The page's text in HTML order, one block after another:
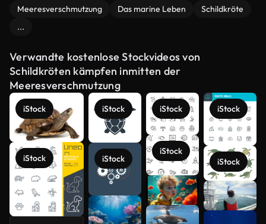
das marine Leben.
Meeresverschmutzung Das marine Leben
Schildkröte
...
Verwandte kostenlose Stockvideos von
Schildkröten kämpfen inmitten der
Meeresverschmutzung
iStock
iStock
iStock
iStock
iStock
iStock
iStock
iStock
Mehr
anzeigen